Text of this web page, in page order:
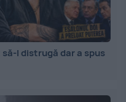
l distrugă dar a spus